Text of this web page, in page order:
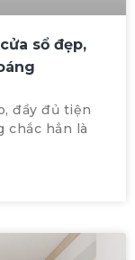
sổ đẹp,
đầy đủ tiện
chắc hẳn là